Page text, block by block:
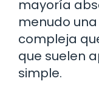
mayoría
menudo
compleja
que suelen
simple.